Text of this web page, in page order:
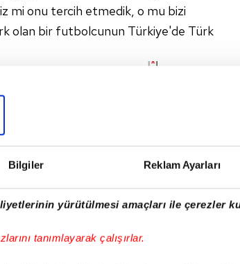
Bilgiler Reklam Ayarları
yürütülmesi amaçları ile çerezler
tanımlayarak çalışırlar.
mi onu tercih etmedik, o mu bizi
olan bir futbolcunun Türkiye'de Türk